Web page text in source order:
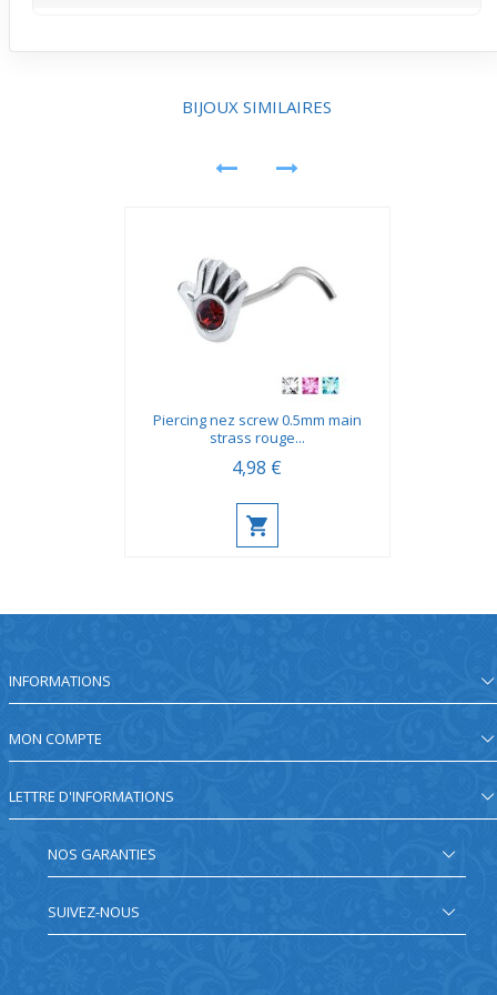
d’accroche avec les vêtements ou accessoires. Il peut
BIJOUX SIMILAIRES
Piercing nez screw 0.5mm main
strass rouge...
4,98 €
INFORMATIONS
MON COMPTE
LETTRE D'INFORMATIONS
NOS GARANTIES
SUIVEZ-NOUS